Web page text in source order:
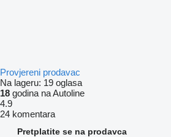
Provjereni prodavac
Na lageru: 19 oglasa
18 godina na Autoline
4.9
24 komentara
Pretplatite se na prodavca